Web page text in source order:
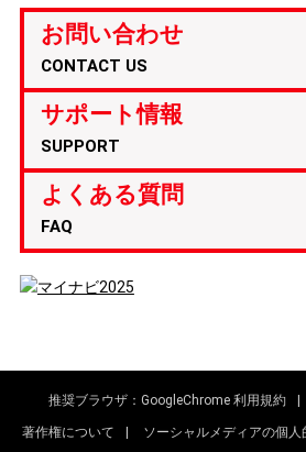
お問い合わせ
CONTACT US
サポート情報
SUPPORT
よくある質問
FAQ
推奨ブラウザ：GoogleChrome 利用規約
著作権について ソーシャルメディアの個